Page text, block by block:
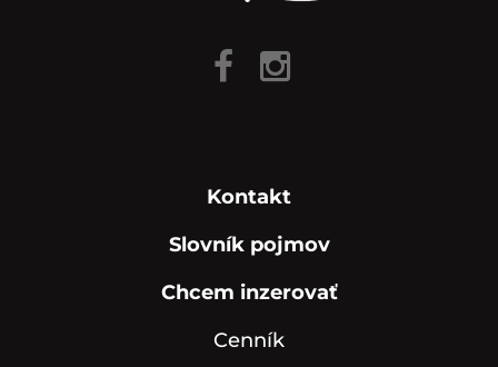
Kontakt
Slovník pojmov
Chcem inzerovať
Cenník